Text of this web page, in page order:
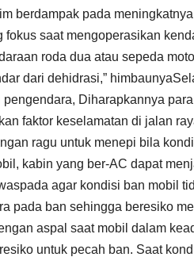
berdampak pada
saat mengoperasikan
roda dua atau sepeda
dari dehidrasi,”
Diharapkannya
faktor keselamatan di jalan
ragu untuk menepi bila
kabin yang ber-AC dapat
agar kondisi ban mobil
pada ban sehingga beresiko
aspal saat mobil dalam
untuk pecah ban. Saat